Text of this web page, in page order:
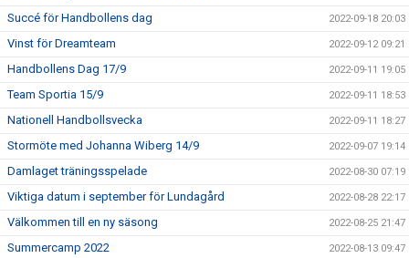
Succé för Handbollens dag 2022-09-18 20:03
Vinst för Dreamteam 2022-09-12 09:21
Handbollens Dag 17/9 2022-09-11 19:05
Team Sportia 15/9 2022-09-11 18:53
Nationell Handbollsvecka 2022-09-11 18:27
Stormöte med Johanna Wiberg 14/9 2022-09-07 19:14
Damlaget träningsspelade 2022-08-30 07:19
Viktiga datum i september för Lundagård 2022-08-28 22:17
Välkommen till en ny säsong 2022-08-25 21:47
Summercamp 2022 2022-08-13 09:47